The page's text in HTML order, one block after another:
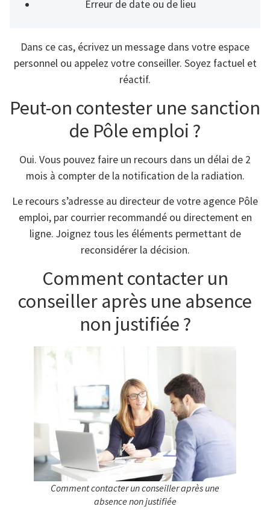
Erreur de date ou de lieu
Dans ce cas, écrivez un message dans votre espace
personnel ou appelez votre conseiller. Soyez factuel et
réactif.
Peut-on contester une sanction
de Pôle emploi ?
Oui. Vous pouvez faire un recours dans un délai de 2
mois à compter de la notification de la radiation.
Le recours s’adresse au directeur de votre agence Pôle
emploi, par courrier recommandé ou directement en
ligne. Joignez tous les éléments permettant de
reconsidérer la décision.
Comment contacter un
conseiller après une absence
non justifiée ?
Comment contacter un conseiller après une
absence non justifiée